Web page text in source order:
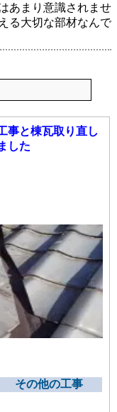
あまり意識されませ
る大切な部材なんで
事と棟瓦取り直し
した
その他の工事